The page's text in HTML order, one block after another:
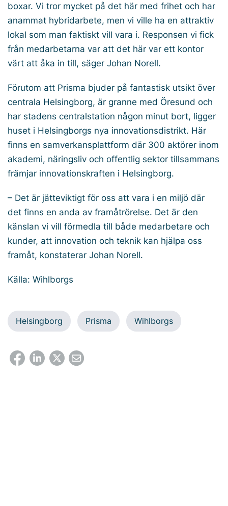
boxar. Vi tror mycket på det här med frihet och har
anammat hybridarbete, men vi ville ha en attraktiv
lokal som man faktiskt vill vara i. Responsen vi fick
från medarbetarna var att det här var ett kontor
värt att åka in till, säger Johan Norell.
Förutom att Prisma bjuder på fantastisk utsikt över
centrala Helsingborg, är granne med Öresund och
har stadens centralstation någon minut bort, ligger
huset i Helsingborgs nya innovationsdistrikt. Här
finns en samverkansplattform där 300 aktörer inom
akademi, näringsliv och offentlig sektor tillsammans
främjar innovationskraften i Helsingborg.
– Det är jätteviktigt för oss att vara i en miljö där
det finns en anda av framåtrörelse. Det är den
känslan vi vill förmedla till både medarbetare och
kunder, att innovation och teknik kan hjälpa oss
framåt, konstaterar Johan Norell.
Källa: Wihlborgs
Helsingborg Prisma Wihlborgs